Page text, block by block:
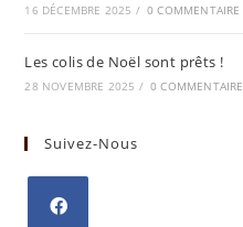
16 DÉCEMBRE 2025 / 0 COMMENTAIRE
Les colis de Noël sont prêts !
28 NOVEMBRE 2025 / 0 COMMENTAIRE
Suivez-Nous